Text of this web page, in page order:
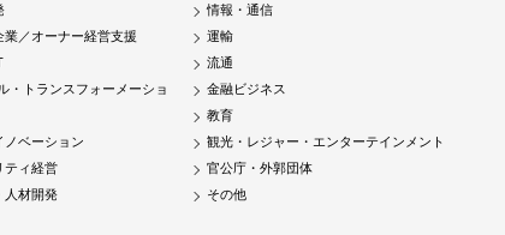
業／オーナー経営支援
・トランスフォーメーショ
ノベーション
ティ経営
人材開発
情報・通信
運輸
流通
金融ビジネス
教育
観光・レジャー・エンターテインメント
官公庁・外郭団体
その他